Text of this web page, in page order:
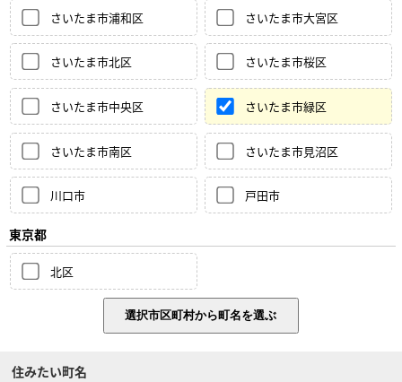
さいたま市浦和区 さいたま市大宮区
さいたま市北区 さいたま市桜区
さいたま市中央区 さいたま市緑区
さいたま市南区 さいたま市見沼区
川口市 戸田市
東京都
北区
住みたい町名